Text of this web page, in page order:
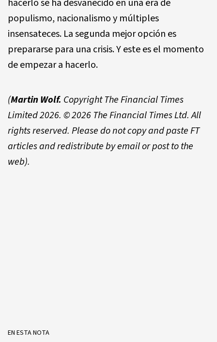
hacerlo se ha desvanecido en una era de
populismo, nacionalismo y múltiples
insensateces. La segunda mejor opción es
prepararse para una crisis. Y este es el momento
de empezar a hacerlo.
(Martin Wolf. Copyright The Financial Times
Limited 2026. © 2026 The Financial Times Ltd. All
rights reserved. Please do not copy and paste FT
articles and redistribute by email or post to the
web).
EN ESTA NOTA